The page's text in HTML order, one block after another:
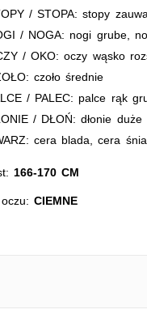
/ STOPA: stopy
/ NOGA: nogi grube,
/ OKO: oczy wąsko
czoło średnie
/ PALEC: palce rąk
/ DŁOŃ: dłonie duże
cera blada, cera
166-170 CM
oczu:CIEMNE